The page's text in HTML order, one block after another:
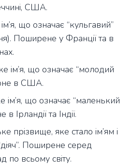
США.
що означає “кульгавий”
Поширене у Франції та в
ім’я, що означає “молодий
в США.
ім’я, що означає “маленький
Ірландії та Індії.
прізвище, яке стало ім’ям і
Поширене серед
по всьому світу.